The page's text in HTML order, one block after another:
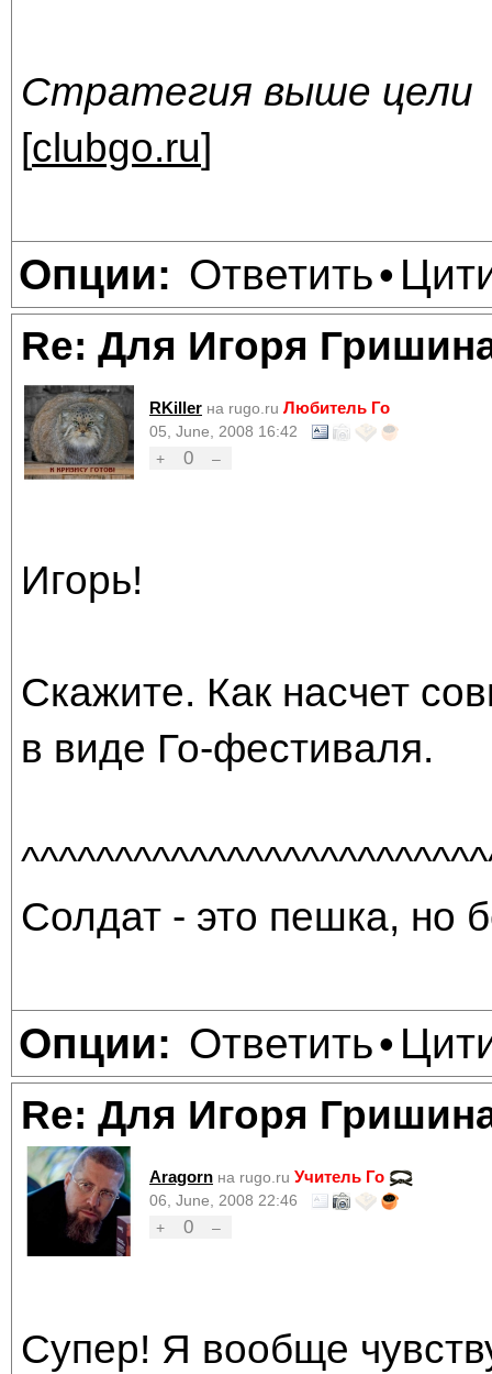
Стратегия выше цели
[clubgo.ru]
Опции: Ответить•
Re: Для Игоря
RKiller на rugo.ru Любитель Го
05, June, 2008 16:42
+
0 –
Игорь!
Скажите. Как насчет
в виде Го-фестиваля.
Солдат - это пешка, но
Опции: Ответить•
Re: Для Игоря
Aragorn на rugo.ru Учитель Го
06, June, 2008 22:46
+
0 –
Супер! Я вообще